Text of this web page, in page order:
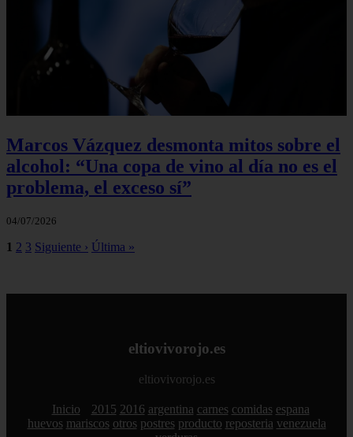
Marcos Vázquez desmonta mitos sobre el
alcohol: “Una copa de vino al día no es el
problema, el exceso sí”
04/07/2026
1 2 3 Siguiente › Última »
eltiovivorojo.es
eltiovivorojo.es
Inicio 2015 2016 argentina carnes comidas espana
huevos mariscos otros postres producto reposteria venezuela